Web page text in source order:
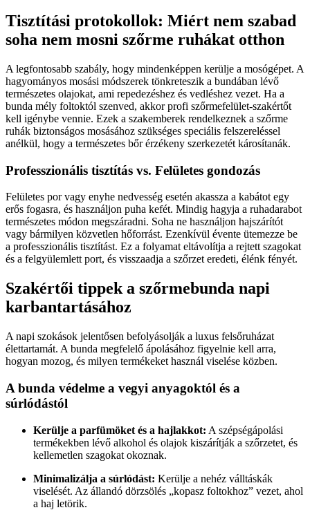
Tisztítási protokollok: Miért nem szabad
soha nem mosni szőrme ruhákat otthon
A legfontosabb szabály, hogy mindenképpen kerülje a mosógépet. A
hagyományos mosási módszerek tönkreteszik a bundában lévő
természetes olajokat, ami repedezéshez és vedléshez vezet. Ha a
bunda mély foltoktól szenved, akkor profi szőrmefelület-szakértőt
kell igénybe vennie. Ezek a szakemberek rendelkeznek a szőrme
ruhák biztonságos mosásához szükséges speciális felszereléssel
anélkül, hogy a természetes bőr érzékeny szerkezetét károsítanák.
Professzionális tisztítás vs. Felületes gondozás
Felületes por vagy enyhe nedvesség esetén akassza a kabátot egy
erős fogasra, és használjon puha kefét. Mindig hagyja a ruhadarabot
természetes módon megszáradni. Soha ne használjon hajszárítót
vagy bármilyen közvetlen hőforrást. Ezenkívül évente ütemezze be
a professzionális tisztítást. Ez a folyamat eltávolítja a rejtett szagokat
és a felgyülemlett port, és visszaadja a szőrzet eredeti, élénk fényét.
Szakértői tippek a szőrmebunda napi
karbantartásához
A napi szokások jelentősen befolyásolják a luxus felsőruházat
élettartamát. A bunda megfelelő ápolásához figyelnie kell arra,
hogyan mozog, és milyen termékeket használ viselése közben.
A bunda védelme a vegyi anyagoktól és a
súrlódástól
Kerülje a parfümöket és a hajlakkot: A szépségápolási
termékekben lévő alkohol és olajok kiszárítják a szőrzetet, és
kellemetlen szagokat okoznak.
Minimalizálja a súrlódást: Kerülje a nehéz válltáskák
viselését. Az állandó dörzsölés „kopasz foltokhoz” vezet, ahol
a haj letörik.